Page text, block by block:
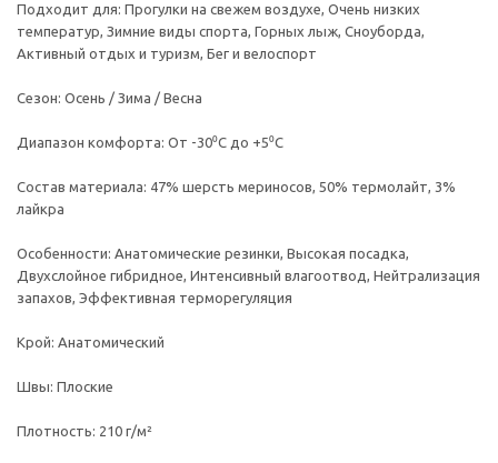
Подходит для: Прогулки на свежем воздухе, Очень низких
температур, Зимние виды спорта, Горных лыж, Сноуборда,
Активный отдых и туризм, Бег и велоспорт
Сезон: Осень / Зима / Весна
Диапазон комфорта: От -30⁰С до +5⁰С
Состав материала: 47% шерсть мериносов, 50% термолайт, 3%
лайкра
Особенности: Анатомические резинки, Высокая посадка,
Двухслойное гибридное, Интенсивный влагоотвод, Нейтрализация
запахов, Эффективная терморегуляция
Крой: Анатомический
Швы: Плоские
Плотность: 210 г/м²